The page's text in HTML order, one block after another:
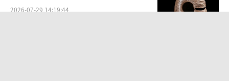
2026-07-29 14:19:44